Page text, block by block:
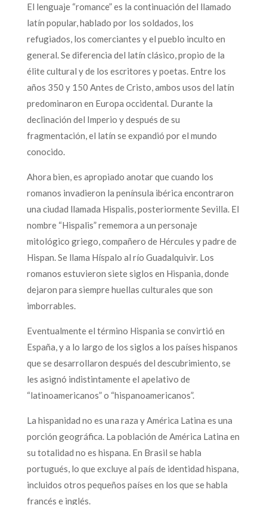
El lenguaje “romance” es la continuación del llamado
latín popular, hablado por los soldados, los
refugiados, los comerciantes y el pueblo inculto en
general. Se diferencia del latín clásico, propio de la
élite cultural y de los escritores y poetas. Entre los
años 350 y 150 Antes de Cristo, ambos usos del latín
predominaron en Europa occidental. Durante la
declinación del Imperio y después de su
fragmentación, el latín se expandió por el mundo
conocido.
Ahora bien, es apropiado anotar que cuando los
romanos invadieron la península ibérica encontraron
una ciudad llamada Hispalis, posteriormente Sevilla. El
nombre “Hispalis” rememora a un personaje
mitológico griego, compañero de Hércules y padre de
Hispan. Se llama Híspalo al río Guadalquivir. Los
romanos estuvieron siete siglos en Hispania, donde
dejaron para siempre huellas culturales que son
imborrables.
Eventualmente el término Hispania se convirtió en
España, y a lo largo de los siglos a los países hispanos
que se desarrollaron después del descubrimiento, se
les asignó indistintamente el apelativo de
“latinoamericanos” o “hispanoamericanos”.
La hispanidad no es una raza y América Latina es una
porción geográfica. La población de América Latina en
su totalidad no es hispana. En Brasil se habla
portugués, lo que excluye al país de identidad hispana,
incluidos otros pequeños países en los que se habla
francés e inglés.